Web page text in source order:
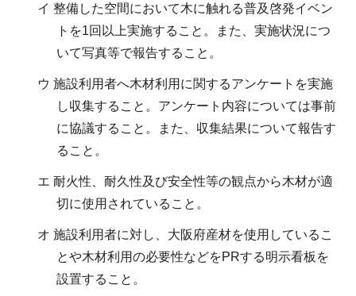
イ 整備した空間において木に触れる普及啓発イベン
トを1回以上実施すること。また、実施状況につ
いて写真等で報告すること。
ウ 施設利用者へ木材利用に関するアンケートを実施
し収集すること。アンケート内容については事前
に協議すること。また、収集結果について報告す
ること。
エ 耐火性、耐久性及び安全性等の観点から木材が適
切に使用されていること。
オ 施設利用者に対し、大阪府産材を使用しているこ
とや木材利用の必要性などをPRする明示看板を
設置すること。